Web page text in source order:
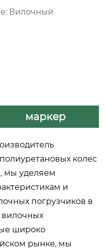
Вилочный
маркер
колес
мы уделяем
и
погрузчиков в
вилочных
широко
рынке, мы